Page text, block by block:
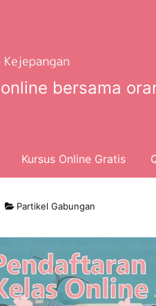
bersama
Kursus Online Gratis
Partikel Gabungan